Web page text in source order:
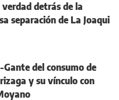
verdad detrás de la
separación de La Joaqui
Gante del consumo de
y su vínculo con